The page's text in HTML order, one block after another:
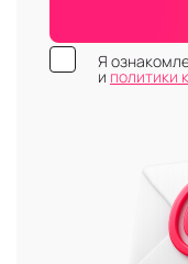
Я
и политики